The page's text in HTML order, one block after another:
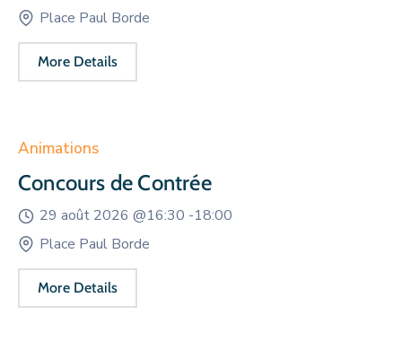
Place Paul Borde
More Details
Animations
Concours de Contrée
29 août 2026 @16:30 -18:00
Place Paul Borde
More Details